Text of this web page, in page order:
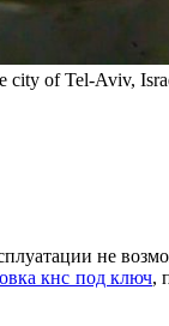
city of Tel-Aviv,
не
кнс под ключ,